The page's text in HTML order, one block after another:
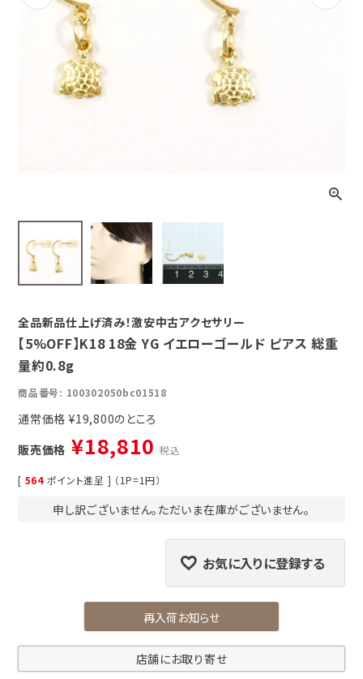
Previous Next
全品新品仕上げ済み！激安中古アクセサリー
【5%OFF】K18 18金 YG イエローゴールド ピアス 総重
量約0.8g
商品番号 100302050bc01518
通常価格 ¥19,800
販売価格 ¥18,810 税込
[ 564 ポイント進呈 ] （1P=1円）
申し訳ございません。ただいま在庫がございません。
お気に入りに登録する
再入荷お知らせ
店舗にお取り寄せ